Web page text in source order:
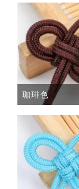
珈琲色